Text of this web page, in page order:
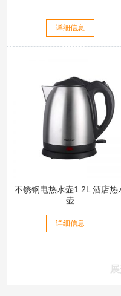
详细信息
不锈钢电热水壶1.2L 酒店热
壶
详细信息